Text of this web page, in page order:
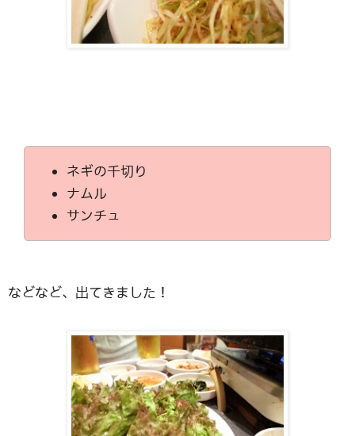
ネギの千切り
ナムル
サンチュ
などなど、出てきました！